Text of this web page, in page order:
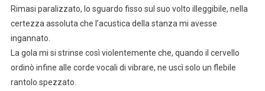
Rimasi paralizzato, lo sguardo fisso sul suo volto illeggibile, nella
certezza assoluta che l’acustica della stanza mi avesse
ingannato.
La gola mi si strinse così violentemente che, quando il cervello
ordinò infine alle corde vocali di vibrare, ne uscì solo un flebile
rantolo spezzato.